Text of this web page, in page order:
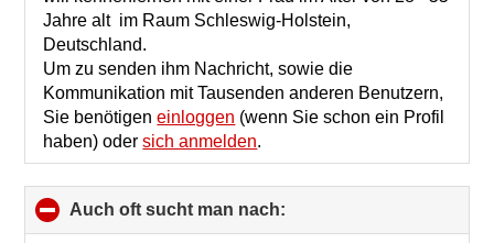
Jahre alt im Raum Schleswig-Holstein,
Deutschland.
Um zu senden ihm Nachricht, sowie die
Kommunikation mit Tausenden anderen Benutzern,
Sie benötigeneinloggen (wenn Sie schon ein Profil
haben) odersich anmelden.
Auch oft sucht man nach:
to